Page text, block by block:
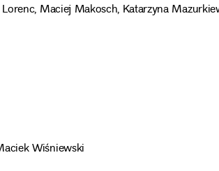
Maciej Makosch, Katarzyna
Wiśniewski